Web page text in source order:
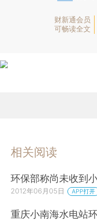
财新通会员
可畅读全文
相关阅读
环保部称尚未收到
2012年06月05日 APP打开
重庆小南海水电站